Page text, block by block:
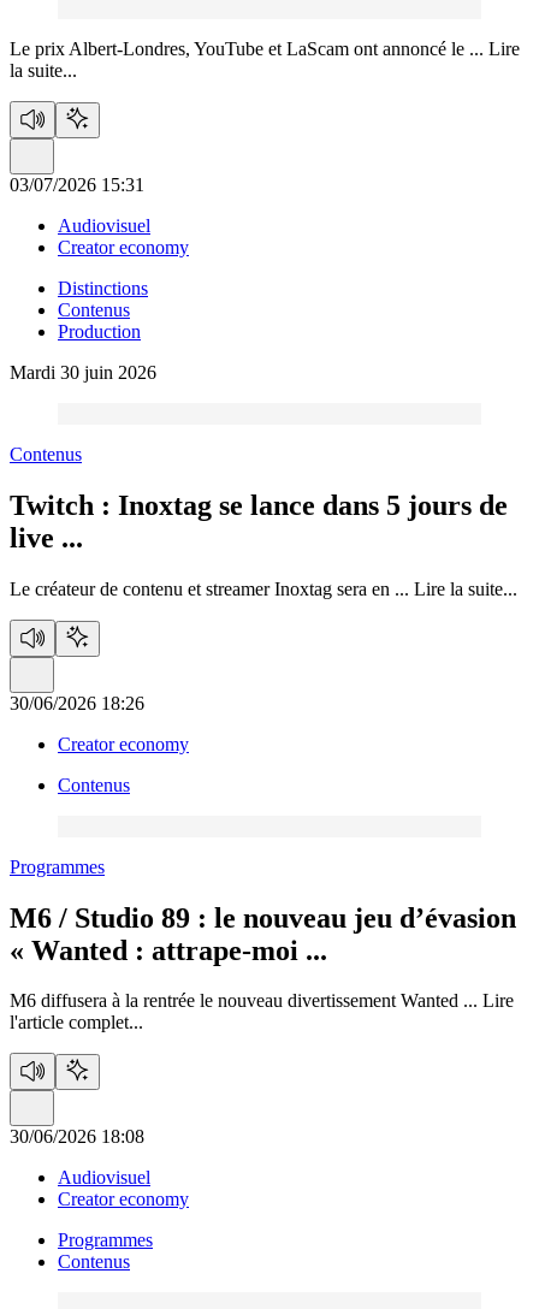
Le prix Albert-Londres, YouTube et LaScam ont annoncé le ... Lire
la suite...
03/07/2026 15:31
Audiovisuel
Creator economy
Distinctions
Contenus
Production
Mardi 30 juin 2026
Contenus
Twitch : Inoxtag se lance dans 5 jours de
live ...
Le créateur de contenu et streamer Inoxtag sera en ... Lire la suite...
30/06/2026 18:26
Creator economy
Contenus
Programmes
M6 / Studio 89 : le nouveau jeu d’évasion
« Wanted : attrape-moi ...
M6 diffusera à la rentrée le nouveau divertissement Wanted ... Lire
l'article complet...
30/06/2026 18:08
Audiovisuel
Creator economy
Programmes
Contenus